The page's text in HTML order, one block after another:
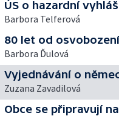
ÚS o hazardní
Barbora Telferová
80 let od
Barbora Ďulová
Vyjednávání o
Zuzana Zavadilová
Obce se připravují